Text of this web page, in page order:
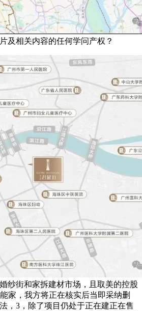
及相关内容的任何学问产权？
纱街和家拆建材市场，且取美的控股
家，我方将正在核实后当即采纳删
，3，除了项目仍处于正在建正在售